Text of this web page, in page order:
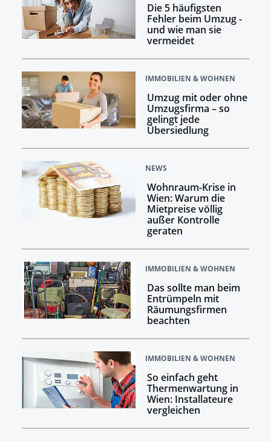
Die 5 häufigsten
Fehler beim Umzug -
und wie man sie
vermeidet
IMMOBILIEN & WOHNEN
Umzug mit oder ohne
Umzugsfirma – so
gelingt jede
Übersiedlung
NEWS
Wohnraum-Krise in
Wien: Warum die
Mietpreise völlig
außer Kontrolle
geraten
IMMOBILIEN & WOHNEN
Das sollte man beim
Entrümpeln mit
Räumungsfirmen
beachten
IMMOBILIEN & WOHNEN
So einfach geht
Thermenwartung in
Wien: Installateure
vergleichen